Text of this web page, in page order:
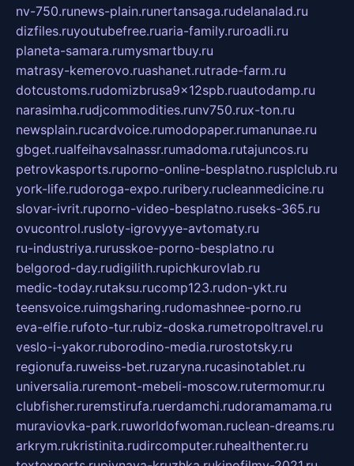
nv-750.runews-plain.runertansaga.rudelanalad.ru
dizfiles.ruyoutubefree.ruaria-family.ruroadli.ru
planeta-samara.rumysmartbuy.ru
matrasy-kemerovo.ruashanet.rutrade-farm.ru
dotcustoms.rudomizbrusa9x12spb.ruautodamp.ru
narasimha.rudjcommodities.runv750.rux-ton.ru
newsplain.rucardvoice.rumodopaper.rumanunae.ru
gbget.rualfeihavsalnassr.rumadoma.rutajuncos.ru
petrovkasports.ruporno-online-besplatno.rusplclub.ru
york-life.rudoroga-expo.ruribery.rucleanmedicine.ru
slovar-ivrit.ruporno-video-besplatno.ruseks-365.ru
ovucontrol.rusloty-igrovyye-avtomaty.ru
ru-industriya.rurusskoe-porno-besplatno.ru
belgorod-day.rudigilith.rupichkurovlab.ru
medic-today.rutaksu.rucomp123.rudon-ykt.ru
teensvoice.ruimgsharing.rudomashnee-porno.ru
eva-elfie.rufoto-tur.rubiz-doska.rumetropoltravel.ru
veslo-i-yakor.ruborodino-media.rurostotsky.ru
regionufa.ruweiss-bet.ruzaryna.rucasinotablet.ru
universalia.ruremont-mebeli-moscow.rutermomur.ru
clubfisher.ruremstirufa.ruerdamchi.rudoramamama.ru
muraviovka-park.ruworldofwoman.ruclean-dreams.ru
arkrym.rukristinita.rudircomputer.ruhealthenter.ru